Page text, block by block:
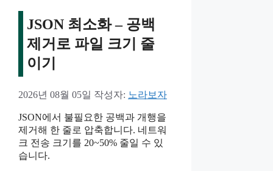
JSON 최소화 – 공백
제거로 파일 크기 줄
이기
2026년 08월 05일 작성자: 노라보자
JSON에서 불필요한 공백과 개행을
제거해 한 줄로 압축합니다. 네트워
크 전송 크기를 20~50% 줄일 수 있
습니다.